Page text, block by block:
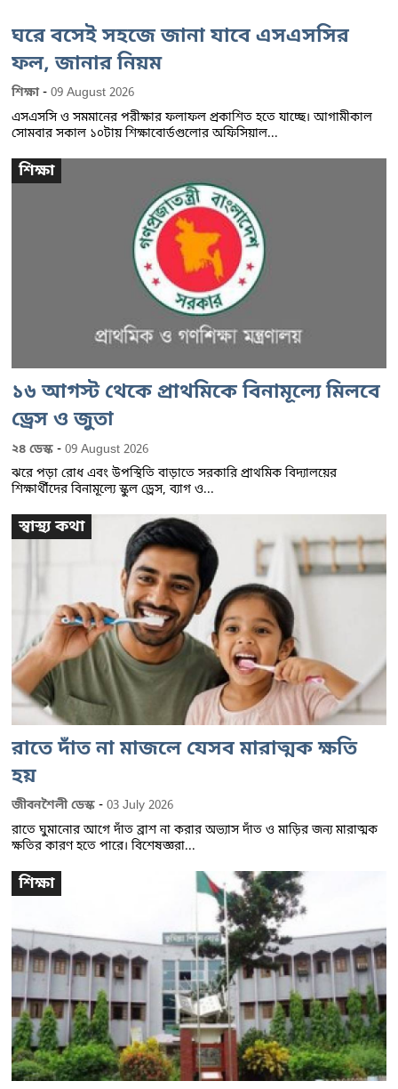
ঘরে বসেই সহজে জানা যাবে এসএসসির
ফল, জানার নিয়ম
শিক্ষা- 09 August 2026
এসএসসি ও সমমানের পরীক্ষার ফলাফল প্রকাশিত হতে যাচ্ছে। আগামীকাল
সোমবার সকাল ১০টায় শিক্ষাবোর্ডগুলোর অফিসিয়াল...
শিক্ষা
১৬ আগস্ট থেকে প্রাথমিকে বিনামূল্যে মিলবে
ড্রেস ও জুতা
২৪ ডেস্ক - 09 August 2026
ঝরে পড়া রোধ এবং উপস্থিতি বাড়াতে সরকারি প্রাথমিক বিদ্যালয়ের
শিক্ষার্থীদের বিনামূল্যে স্কুল ড্রেস, ব্যাগ ও...
স্বাস্থ্য কথা
রাতে দাঁত না মাজলে যেসব মারাত্মক ক্ষতি
হয়
জীবনশৈলী ডেস্ক - 03 July 2026
রাতে ঘুমানোর আগে দাঁত ব্রাশ না করার অভ্যাস দাঁত ও মাড়ির জন্য মারাত্মক
ক্ষতির কারণ হতে পারে। বিশেষজ্ঞরা...
শিক্ষা